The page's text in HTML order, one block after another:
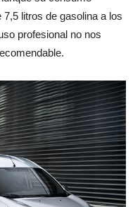
litros de gasolina a los
profesional no nos